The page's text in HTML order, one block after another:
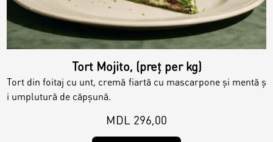
Personalized Desserts
Kalach
Cake (Slice)
Dessert
Tort Mojito, (preț per kg)
Tort din foitaj cu unt, cremă fiartă cu mascarpone și mentă ș
i umplutură de căpșună.
MDL 296,00